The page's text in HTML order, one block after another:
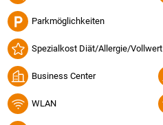
Parkmöglichkeiten
Spezialkost Diät/Allergie/Vollwert
Business Center
WLAN